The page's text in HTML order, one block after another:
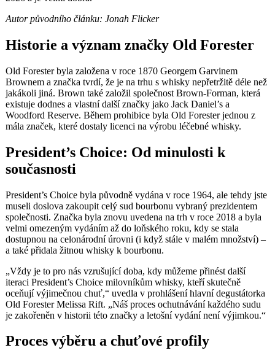
Autor původního článku: Jonah Flicker
Historie a význam značky Old Forester
Old Forester byla založena v roce 1870 Georgem Garvinem
Brownem a značka tvrdí, že je na trhu s whisky nepřetržitě déle než
jakákoli jiná. Brown také založil společnost Brown-Forman, která
existuje dodnes a vlastní další značky jako Jack Daniel’s a
Woodford Reserve. Během prohibice byla Old Forester jednou z
mála značek, které dostaly licenci na výrobu léčebné whisky.
President’s Choice: Od minulosti k
současnosti
President’s Choice byla původně vydána v roce 1964, ale tehdy jste
museli doslova zakoupit celý sud bourbonu vybraný prezidentem
společnosti. Značka byla znovu uvedena na trh v roce 2018 a byla
velmi omezeným vydáním až do loňského roku, kdy se stala
dostupnou na celonárodní úrovni (i když stále v malém množství) –
a také přidala žitnou whisky k bourbonu.
„Vždy je to pro nás vzrušující doba, kdy můžeme přinést další
iteraci President’s Choice milovníkům whisky, kteří skutečně
oceňují výjimečnou chuť,“ uvedla v prohlášení hlavní degustátorka
Old Forester Melissa Rift. „Náš proces ochutnávání každého sudu
je zakořeněn v historii této značky a letošní vydání není výjimkou.“
Proces výběru a chuťové profily